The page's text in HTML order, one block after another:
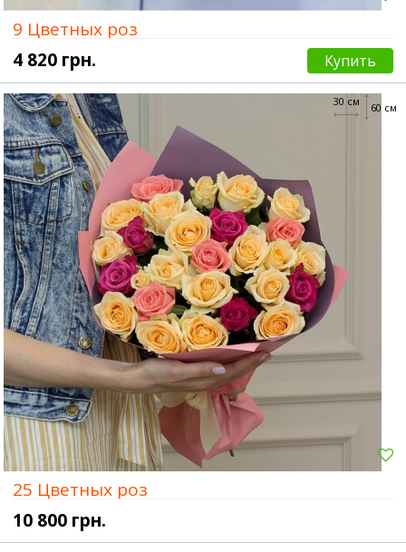
9 Цветных роз
4 820 грн.
Купить
60 см
30 см
25 Цветных роз
10 800 грн.